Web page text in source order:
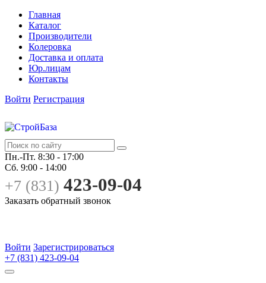
Главная
Каталог
Производители
Колеровка
Доставка и оплата
Юр.лицам
Контакты
Войти Регистрация
Пн.-Пт. 8:30 - 17:00
Сб. 9:00 - 14:00
+7 (831) 423-09-04
Заказать обратный звонок
Войти Зарегистрироваться
+7 (831) 423-09-04